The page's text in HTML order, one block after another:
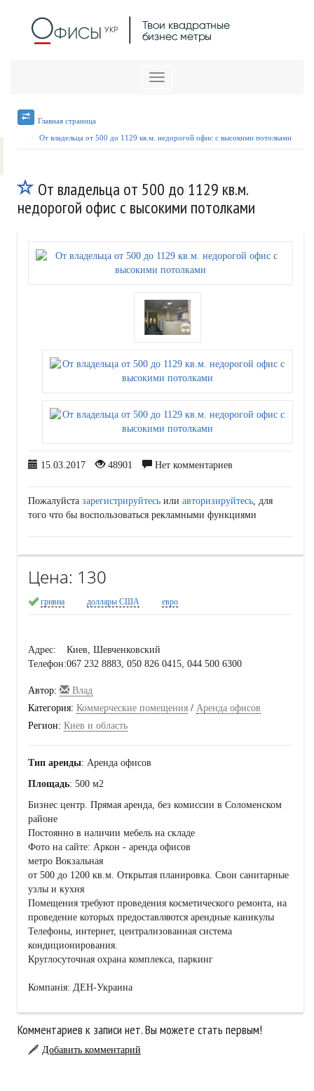
Меню
Главная страница
От владельца от 500 до 1129 кв.м. недорогой офис с высокими потолками
От владельца от 500 до 1129 кв.м.
недорогой офис с высокими потолками
15.03.2017 48901 Нет комментариев
Пожалуйста зарегистрируйтесь или авторизируйтесь, для
того что бы воспользоваться рекламными функциями
Цена: 130
гривна доллары США евро
Адрес:
Киев, Шевченковский
Телефон:067 232 8883, 050 826 0415, 044 500 6300
Автор:
Влад
Категория: Коммерческие помещения / Аренда офисов
Регион: Киев и область
Тип аренды: Аренда офисов
Площадь: 500 м2
Бизнес центр. Прямая аренда, без комиссии в Соломенском
районе
Постоянно в наличии мебель на складе
Фото на сайте: Аркон - аренда офисов
метро Вокзальная
от 500 до 1200 кв.м. Открытая планировка. Свои санитарные
узлы и кухня
Помещения требуют проведения косметического ремонта, на
проведение которых предоставляются арендные каникулы
Телефоны, интернет, централизованная система
кондиционирования.
Круглосуточная охрана комплекса, паркинг
Компанія: ДЕН-Украина
Комментариев к записи нет. Вы можете стать первым!
Добавить комментарий